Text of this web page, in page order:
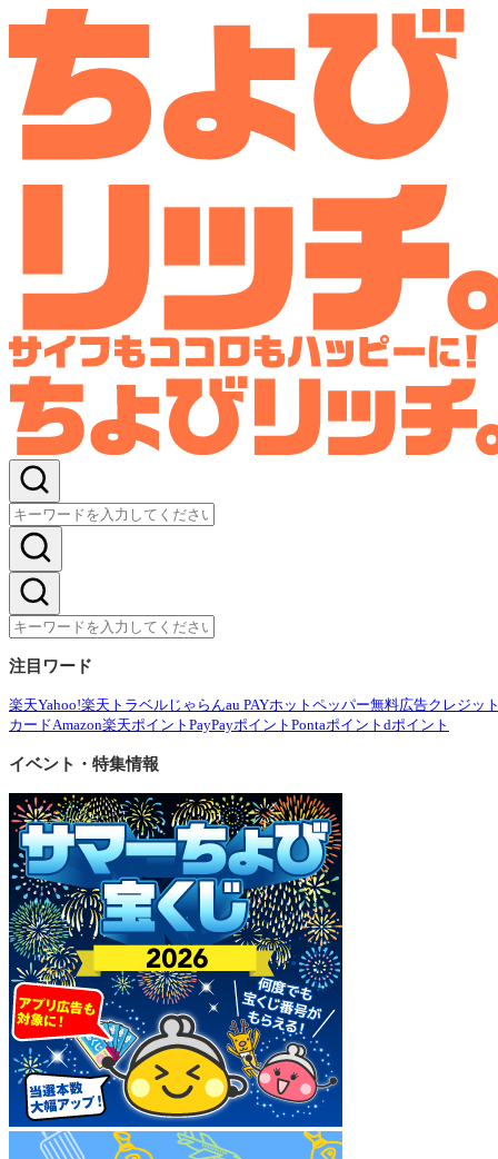
注目ワード
楽天Yahoo!楽天トラベル じゃらんau PAYホットペッパー無料広告クレジッ
カードAmazon楽天ポイント PayPayポイント Pontaポイント dポイント
イベント・特集情報